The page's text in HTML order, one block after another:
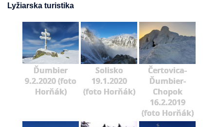
Lyžiarska turistika
Ďumbier
9.2.2020 (foto
Horňák)
Solisko
19.1.2020
(foto Horňák)
Čertovica-
Ďumbier-
Chopok
16.2.2019
(foto Horňák)